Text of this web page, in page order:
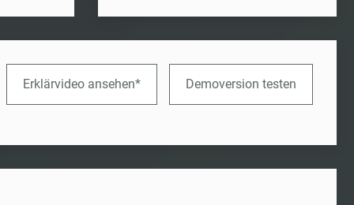
Erklärvideo ansehen* Demoversion testen